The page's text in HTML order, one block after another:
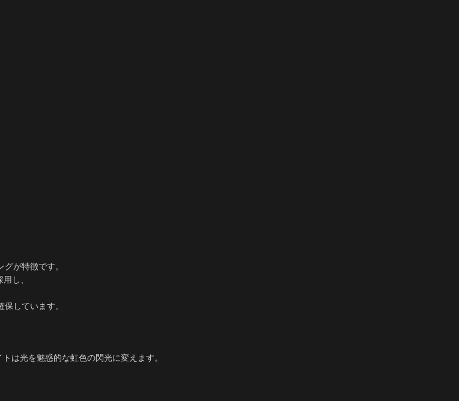
が特徴です。
し、
しています。
は光を魅惑的な虹色の閃光に変えます。